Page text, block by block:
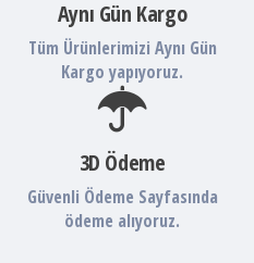
Aynı Gün Kargo
Tüm Ürünlerimizi Aynı Gün
Kargo yapıyoruz.
3D Ödeme
Güvenli Ödeme Sayfasında
ödeme alıyoruz.